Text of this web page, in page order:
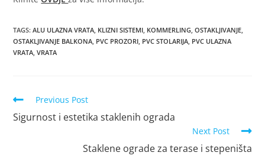
TAGS:ALU ULAZNA VRATA KLIZNI SISTEMI KOMMERLING OSTAKLJIVANJE
OSTAKLJIVANJE BALKONA PVC PROZORI PVC STOLARIJA PVC ULAZNA
VRATA VRATA
Previous Post
Sigurnost i estetika staklenih ograda
Next Post
Staklene ograde za terase i stepeništa